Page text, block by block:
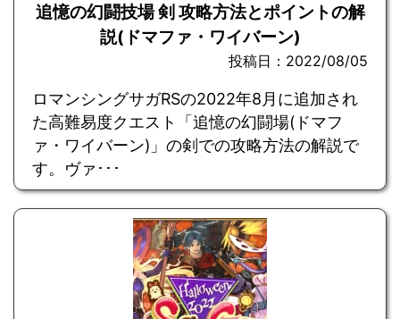
追憶の幻闘技場 剣 攻略方法とポイントの解
説(ドマファ・ワイバーン)
投稿日：2022/08/05
ロマンシングサガRSの2022年8月に追加され
た高難易度クエスト「追憶の幻闘場(ドマフ
ァ・ワイバーン)」の剣での攻略方法の解説で
す。ヴァ･･･